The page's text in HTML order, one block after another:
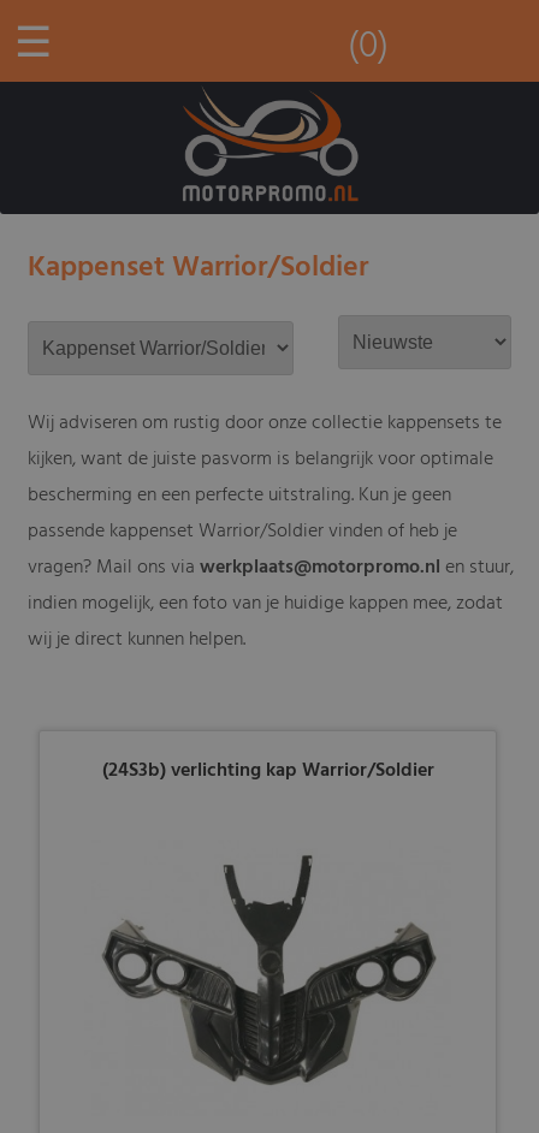
☰ (0)
Kappenset Warrior/Soldier
Wij adviseren om rustig door onze collectie kappensets te
kijken, want de juiste pasvorm is belangrijk voor optimale
bescherming en een perfecte uitstraling. Kun je geen
passende kappenset Warrior/Soldier vinden of heb je
vragen? Mail ons viawerkplaats@motorpromo.nl en stuur,
indien mogelijk, een foto van je huidige kappen mee, zodat
wij je direct kunnen helpen.
(24S3b) verlichting kap Warrior/Soldier